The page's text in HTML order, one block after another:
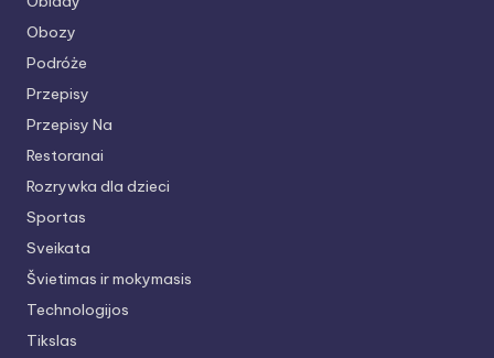
Obozy
Podróże
Przepisy
Przepisy Na
Restoranai
Rozrywka dla dzieci
Sportas
Sveikata
Švietimas ir mokymasis
Technologijos
Tikslas